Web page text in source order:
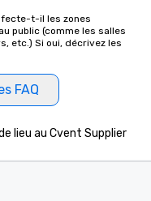
t-il les zones
public (comme les salles
etc.) Si oui, décrivez les
FAQ
lieu au Cvent Supplier